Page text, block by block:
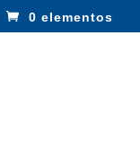
0 elementos